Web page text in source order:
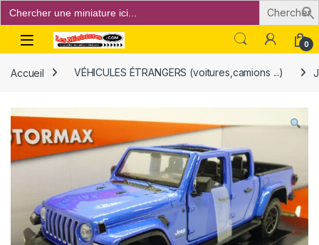
Search
for:
Open 0
Accueil VÉHICULES ÉTRANGERS (voitures,camions ...)